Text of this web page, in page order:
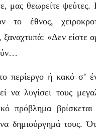
μας θεωρείτε ψεύτες.
το έθνος,
ξαναχτυπά: «Δεν
περίεργο ή κακό σ’
να λυγίσει τους
πρόβλημα
δημιούργημά τους.